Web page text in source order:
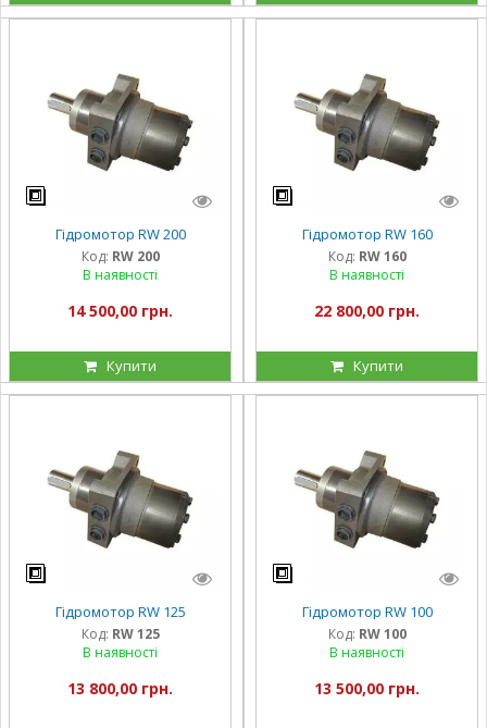
Гідромотор RW 200
Код: RW 200
В наявності
14 500,00 грн.
Купити
Гідромотор RW 160
Код: RW 160
В наявності
22 800,00 грн.
Купити
Гідромотор RW 125
Код: RW 125
В наявності
13 800,00 грн.
Гідромотор RW 100
Код: RW 100
В наявності
13 500,00 грн.